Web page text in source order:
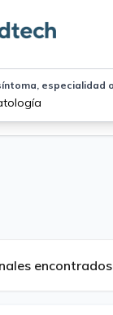
especialidad
encontrados